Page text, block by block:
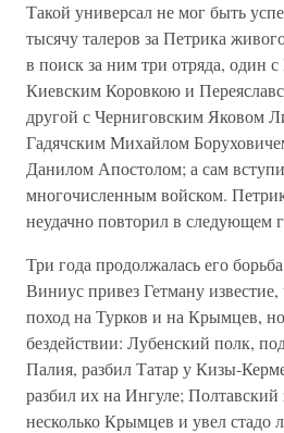
Такой универсал не мог быть
тысячу талеров за Петрика
в поиск за ним три отряда, один
Киевским Коровкою и
другой с Черниговским Яковом
Гадячским Михайлом
Данилом Апостолом; а сам
многочисленным войском.
неудачно повторил в следующем
Три года продолжалась его
Виниус привез Гетману
поход на Турков и на Крымцев,
бездействии: Лубенский полк,
Палия, разбил Татар у Кизы-
разбил их на Ингуле; Полтавский
несколько Крымцев и увел стадо